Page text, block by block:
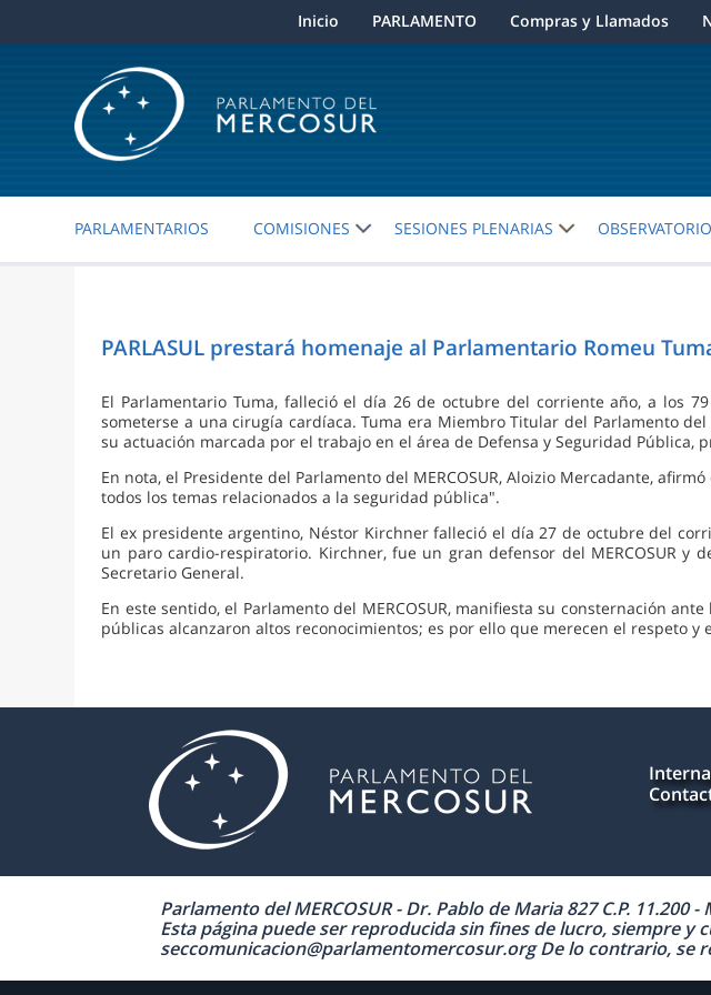
Inicio PARLAMENTO Compras y Llamados
PARLAMENTARIOS COMISIONES SESIONES PLENARIAS
PARLASUL prestará homenaje al Parlamentario Romeu
El Parlamentario Tuma, falleció el día 26 de octubre del corriente año, a los
someterse a una cirugía cardíaca. Tuma era Miembro Titular del Parlamento
su actuación marcada por el trabajo en el área de Defensa y Seguridad
En nota, el Presidente del Parlamento del MERCOSUR, Aloizio Mercadante,
todos los temas relacionados a la seguridad pública".
El ex presidente argentino, Néstor Kirchner falleció el día 27 de octubre del
un paro cardio-respiratorio. Kirchner, fue un gran defensor del MERCOSUR y
Secretario General.
En este sentido, el Parlamento del MERCOSUR, manifiesta su consternación
públicas alcanzaron altos reconocimientos; es por ello que merecen el respeto
Parlamento del MERCOSUR - Dr. Pablo de Maria 827 C.P.
Esta página puede ser reproducida sin fines de lucro, siempre
seccomunicacion@parlamentomercosur.org De lo contrario,